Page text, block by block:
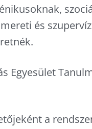
és
Egyesület
a